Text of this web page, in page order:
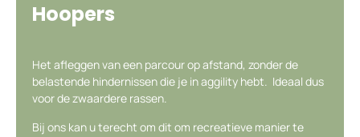
Hoopers
Het afleggen van een parcour op afstand, zonder de
belastende hindernissen die je in aggility hebt. Ideaal dus
voor de zwaardere rassen.
Bij ons kan u terecht om dit om recreatieve manier te